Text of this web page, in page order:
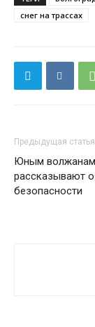
снег на трассах
Предыдущая статья
Юным волжанам
рассказывают
безопасности